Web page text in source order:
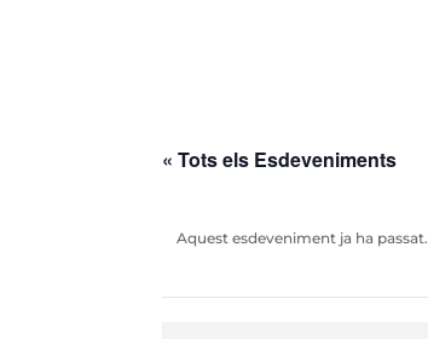
« Tots els Esdeveniments
Aquest esdeveniment ja ha passat.